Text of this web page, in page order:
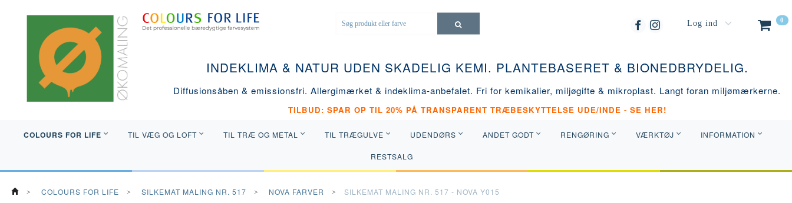
0
Log ind
INDEKLIMA & NATUR UDEN SKADELIG KEMI. PLANTEBASERET & BIONEDBRYDELIG.
Diffusionsåben & emissionsfri. Allergimærket & indeklima-anbefalet. Fri for kemikalier, miljøgifte & mikroplast. Langt foran miljømærkerne.
TILBUD: SPAR OP TIL 20% PÅ TRANSPARENT TRÆBESKYTTELSE UDE/INDE - SE HER!
COLOURS FOR LIFE TIL VÆG OG LOFT TIL TRÆ OG METAL TIL TRÆGULVE UDENDØRS ANDET GODT RENGØRING VÆRKTØJ INFORMATION
RESTSALG
COLOURS FOR LIFE SILKEMAT MALING NR. 517 NOVA FARVER SILKEMAT MALING NR. 517 - NOVA Y015